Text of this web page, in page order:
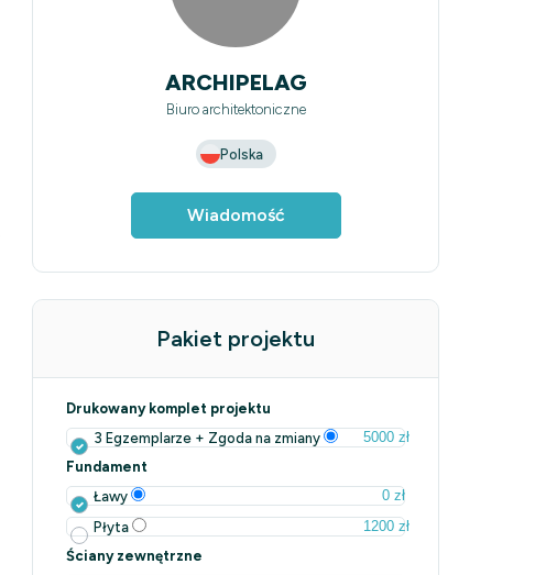
ARCHIPELAG
Biuro architektoniczne
Polska
Wiadomość
Pakiet projektu
Drukowany komplet projektu
3 Egzemplarze + Zgoda na zmiany
5000 zł
Fundament
Ławy
0 zł
Płyta
1200 zł
Ściany zewnętrzne